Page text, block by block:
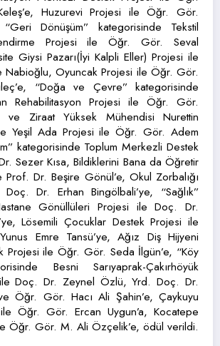
Huzurevi Projesi ile Öğr. Gör.
“Geri Dönüşüm” kategorisinde Tekstil
Projesi ile Öğr. Gör. Seval
Giysi Pazarı(İyi Kalpli Eller) Projesi ile
Nabioğlu, Oyuncak Projesi ile Öğr. Gör.
“Doğa ve Çevre” kategorisinde
Rehabilitasyon Projesi ile Öğr. Gör.
ve Ziraat Yüksek Mühendisi Nurettin
Yeşil Ada Projesi ile Öğr. Gör. Adem
kategorisinde Toplum Merkezli Destek
Sezer Kısa, Bildiklerini Bana da Öğretir
Prof. Dr. Beşire Gönül’e, Okul Zorbalığı
Dr. Erhan Bingölbali’ye, “Sağlık”
Gönüllüleri Projesi ile Doç. Dr.
Lösemili Çocuklar Destek Projesi ile
Emre Tansü’ye, Ağız Diş Hijyeni
Projesi ile Öğr. Gör. Seda İlgün’e, “Köy
Besni Sarıyaprak-Çakırhöyük
Doç. Dr. Zeynel Özlü, Yrd. Doç. Dr.
Öğr. Gör. Hacı Ali Şahin’e, Çaykuyu
Öğr. Gör. Ercan Uygun’a, Kocatepe
Öğr. Gör. M. Ali Özçelik’e, ödül verildi.